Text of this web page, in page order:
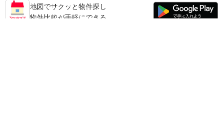
地図でサクッと物件探し
物件比較が手軽にできる